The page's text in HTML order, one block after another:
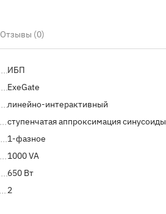
Отзывы (0)
ИБП
ExeGate
линейно-интерактивный
ступенчатая аппроксимация синусоиды
1-фазное
1000 VA
650 Вт
2